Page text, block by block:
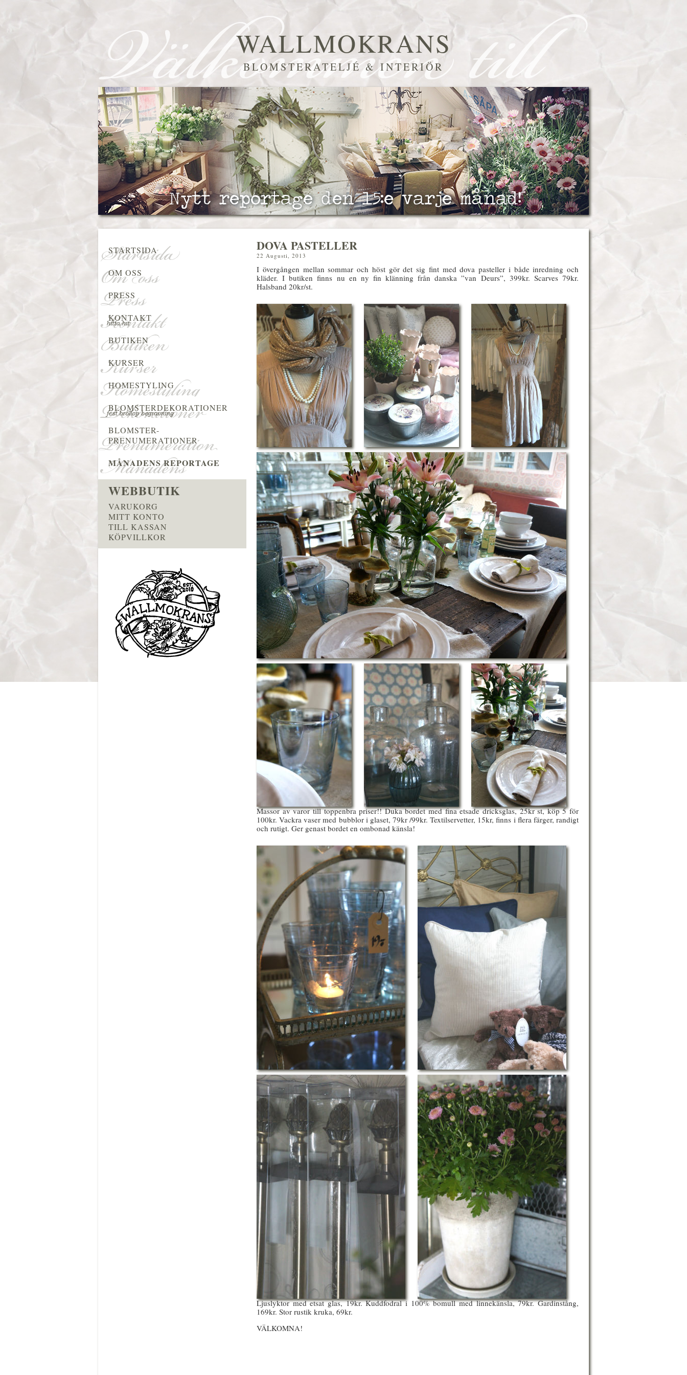
WALLMOKRANS
BLOMSTERATELJÉ & INTERIÖR
DOVA PASTELLER
22 Augusti, 2013
I övergången mellan sommar och höst gör det sig fint med dova pasteller i både inredning och
kläder. I butiken finns nu en ny fin klänning från danska ”van Deurs”, 399kr. Scarves 79kr.
Halsband 20kr/st.
Massor av varor till toppenbra priser!! Duka bordet med fina etsade dricksglas, 25kr st, köp 5 för
100kr. Vackra vaser med bubblor i glaset, 79kr /99kr. Textilservetter, 15kr, finns i flera färger, randigt
och rutigt. Ger genast bordet en ombonad känsla!
Ljuslyktor med etsat glas, 19kr. Kuddfodral i 100% bomull med linnekänsla, 79kr. Gardinstång,
169kr. Stor rustik kruka, 69kr.
VÄLKOMNA!
STARTSIDA
OM OSS
PRESS
KONTAKT
BUTIKEN
KURSER
HOMESTYLING
BLOMSTERDEKORATIONER
BLOMSTER-
PRENUMERATIONER
MÅNADENS REPORTAGE
WEBBUTIK
VARUKORG
MITT KONTO
TILL KASSAN
KÖPVILLKOR